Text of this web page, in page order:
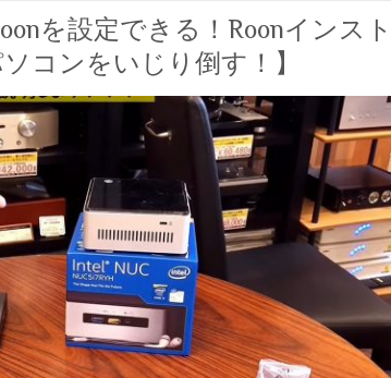
を設定できる！Roonインスト
コンをいじり倒す！】